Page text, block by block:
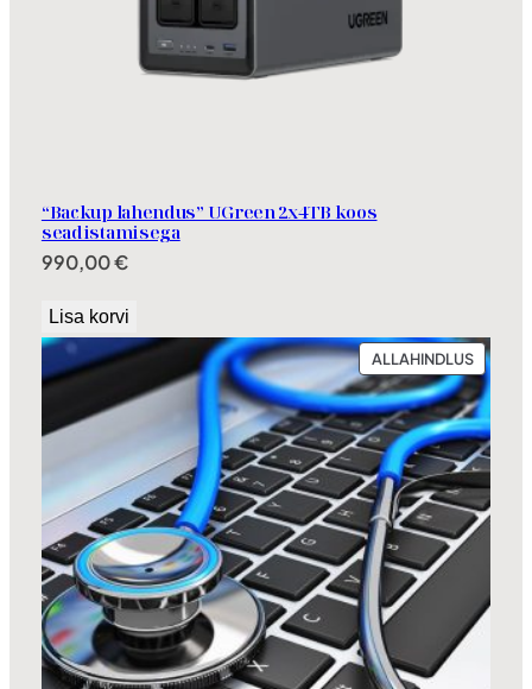
“Backup lahendus” UGreen 2x4TB koos
seadistamisega
990,00€
Lisa korvi
ALLAHINDLUS
TOODE